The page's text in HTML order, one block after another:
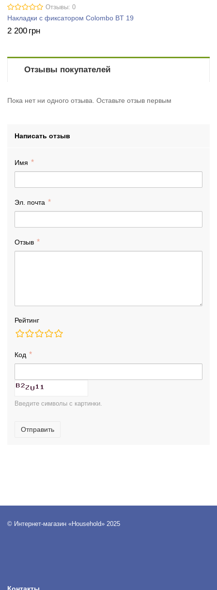
Отзывы: 0
Накладки с фиксатором Colombo BT 19
2 200 грн
Отзывы покупателей
Пока нет ни одного отзыва. Оставьте отзыв первым
Написать отзыв
Имя
Эл. почта
Отзыв
Рейтинг
Код
Введите символы с картинки.
Отправить
© Интернет-магазин «Household» 2025